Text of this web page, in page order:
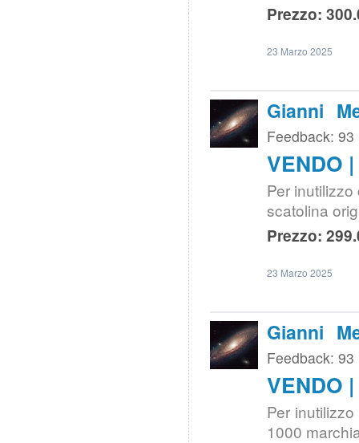
Prezzo:
23 Marzo 2025
Gianni
Feedback: 93
VENDO
Per
scatolina
Prezzo:
23 Marzo 2025
Gianni
Feedback: 93
VENDO
Per
1000